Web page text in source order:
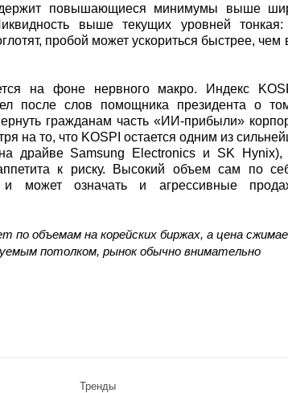
повышающиеся минимумы выше
выше текущих уровней тонкая:
пробой может ускориться быстрее, чем
на фоне нервного макро. Индекс
после слов помощника президента о
гражданам часть «ИИ‑прибыли»
на то, что KOSPI остается одним из
драйве Samsung Electronics и SK Hynix),
к риску. Высокий объем сам по
и может означать и агрессивные
по объемам на корейских биржах, а цена
потолком, рынок обычно внимательно
Тренды